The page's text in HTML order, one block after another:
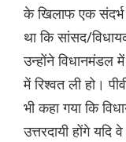
के खिलाफ एक संदर्भ
था कि सांसद/
उन्होंने विधानमंडल
में रिश्वत ली हो।
भी कहा गया कि
उत्तरदायी होंगे